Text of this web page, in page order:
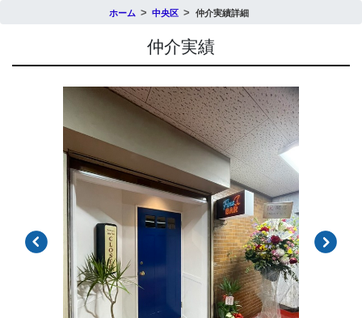
ホーム 中央区 仲介実績詳細
仲介実績